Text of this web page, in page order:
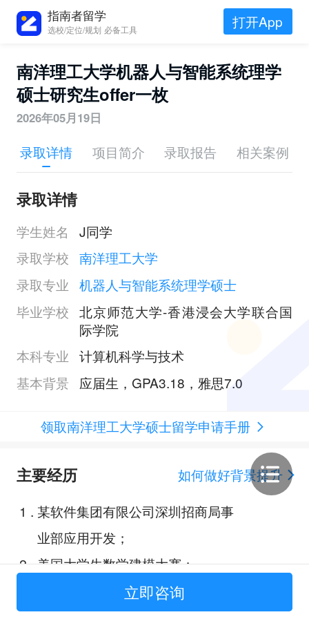
指南者留学
选校/定位/规划 必备工具 打开App
南洋理工大学机器人与智能系统理学
硕士研究生offer一枚
2026年05月19日
录取详情 项目简介 录取报告 相关案例
录取详情
学生姓名
J同学
录取学校 南洋理工大学
录取专业 机器人与智能系统理学硕士
毕业学校 北京师范大学-香港浸会大学联合国
际学院
本科专业 计算机科学与技术
基本背景
应届生，GPA3.18，雅思7.0
领取南洋理工大学硕士留学申请手册
主要经历
如何做好背景提升
1 . 某软件集团有限公司深圳招商局事
业部应用开发；
2.美国大学生数学建模大赛；
绘制虚拟世界:基于xx模型的新兴
立即咨询